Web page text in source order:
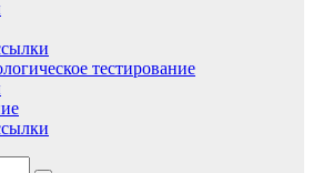
тестирование